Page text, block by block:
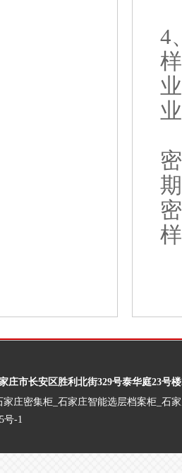
4
庄市长安区胜利北街329号泰华庭23号
家庄密集柜_石家庄智能选层档案柜_石
号-1